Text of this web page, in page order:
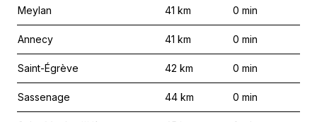
Meylan 41 km 0 min
Annecy 41 km 0 min
Saint-Égrève 42 km 0 min
Sassenage 44 km 0 min